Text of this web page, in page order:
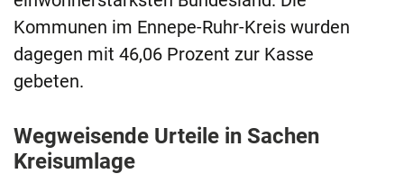
Kommunen im Ennepe-Ruhr-Kreis wurden
dagegen mit 46,06 Prozent zur Kasse
gebeten.
Wegweisende Urteile in Sachen
Kreisumlage